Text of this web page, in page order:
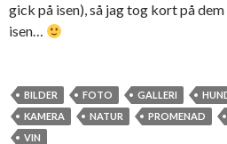
gick på isen), så jag tog kort på
isen…
BILDER FOTO GALLERI
KAMERA
NATUR PROMENAD
VIN